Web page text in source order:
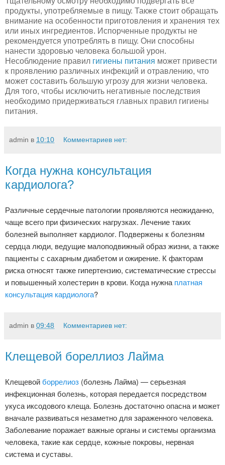
продукты, употребляемые в пищу. Также стоит обращать
внимание на особенности приготовления и хранения тех
или иных ингредиентов. Испорченные продукты не
рекомендуется употреблять в пищу. Они способны
нанести здоровью человека большой урон.
Несоблюдение правил гигиены питания может привести
к проявлению различных инфекций и отравлению, что
может составить большую угрозу для жизни человека.
Для того, чтобы исключить негативные последствия
необходимо придерживаться главных правил гигиены
питания.
admin в 10:10 Комментариев нет:
Когда нужна консультация
кардиолога?
Различные сердечные патологии проявляются неожиданно,
чаще всего при физических нагрузках. Лечение таких
болезней выполняет кардиолог. Подвержены к болезням
сердца люди, ведущие малоподвижный образ жизни, а также
пациенты с сахарным диабетом и ожирение. К факторам
риска относят также гипертензию, систематические стрессы
и повышенный холестерин в крови. Когда нужна платная
консультация кардиолога?
admin в 09:48 Комментариев нет:
Клещевой бореллиоз Лайма
Клещевойборрелиоз (болезнь Лайма) — серьезная
инфекционная болезнь, которая передается посредством
укуса иксодового клеща. Болезнь достаточно опасна и может
вначале развиваться незаметно для зараженного человека.
Заболевание поражает важные органы и системы организма
человека, такие как сердце, кожные покровы, нервная
система и суставы.